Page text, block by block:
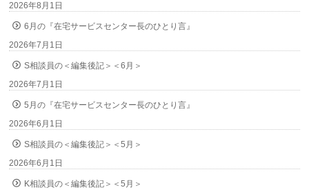
2026年8月1日
6月の『在宅サービスセンター長のひとり言』
2026年7月1日
S相談員の＜編集後記＞＜6月＞
2026年7月1日
5月の『在宅サービスセンター長のひとり言』
2026年6月1日
S相談員の＜編集後記＞＜5月＞
2026年6月1日
K相談員の＜編集後記＞＜5月＞